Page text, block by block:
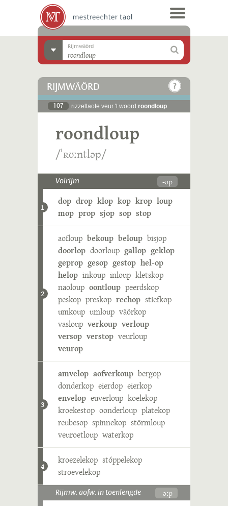
Rijmwäörd
RIJMWÄÖRD
107 rizzeltaote veur 't woord roondloup
roondloup
/ˈʀʊːntlɔp/
Volrijm -ɔp
1
dop drop klop kop krop loup
mop prop sjop sop stop
2
aofloup bekoup beloup bisjop
doorlop doorloup gallop geklop
geprop gesop gestop hel-op
helop inkoup inloup kletskop
naoloup oontloup peerdskop
peskop preskop rechop stiefkop
umkoup umloup väörkop
vasloup verkoup verloup
versop verstop veurloup
veurop
3
amvelop aofverkoup bergop
donderkop eierdop eierkop
envelop euverloup koelekop
kroekestop oonderloup platekop
reubesop spinnekop störmloup
veuroetloup waterkop
4
kroezelekop stóppelekop
stroevelekop
Rijmw. aofw. in toenlengde -ɔːp